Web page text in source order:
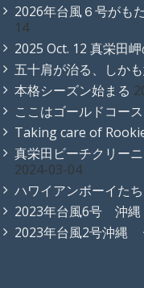
2026年台風６号がも
14
2025 Oct. 12 真栄田
五十肩が治る、しか
本格シーズン始まる
ここはゴールドコース
Taking care of
真栄田ビーチクリー
2024-03-04
ハワイアンボーイた
2023年台風6号 沖
2023年台風2号沖縄